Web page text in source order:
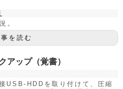
。
を読む
アップ（覚書）
HDDを取り付けて、圧縮